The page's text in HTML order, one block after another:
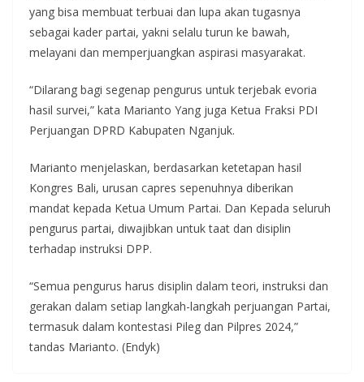
yang bisa membuat terbuai dan lupa akan tugasnya
sebagai kader partai, yakni selalu turun ke bawah,
melayani dan memperjuangkan aspirasi masyarakat.
“Dilarang bagi segenap pengurus untuk terjebak evoria
hasil survei,” kata Marianto Yang juga Ketua Fraksi PDI
Perjuangan DPRD Kabupaten Nganjuk.
Marianto menjelaskan, berdasarkan ketetapan hasil
Kongres Bali, urusan capres sepenuhnya diberikan
mandat kepada Ketua Umum Partai. Dan Kepada seluruh
pengurus partai, diwajibkan untuk taat dan disiplin
terhadap instruksi DPP.
“Semua pengurus harus disiplin dalam teori, instruksi dan
gerakan dalam setiap langkah-langkah perjuangan Partai,
termasuk dalam kontestasi Pileg dan Pilpres 2024,”
tandas Marianto. (Endyk)